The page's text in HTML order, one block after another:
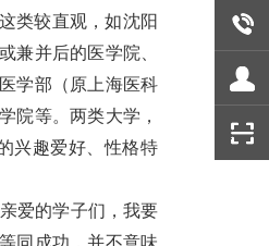
类较直观，如沈阳
兼并后的医学院、
学部（原上海医科
院等。两类大学，
兴趣爱好、性格特
爱的学子们，我要
同成功，并不意味